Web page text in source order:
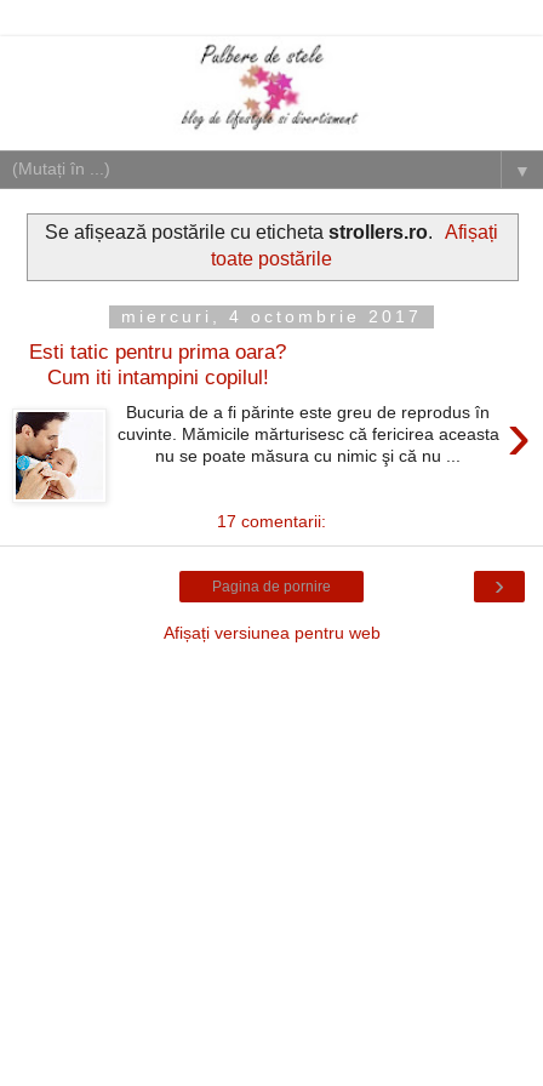
▼
Se afișează postările cu eticheta strollers.ro.
Afișați
toate postările
miercuri, 4 octombrie 2017
Esti tatic pentru prima oara?
Cum iti intampini copilul!
›
Bucuria de a fi părinte este greu de reprodus în
cuvinte. Mămicile mărturisesc că fericirea aceasta
nu se poate măsura cu nimic şi că nu ...
17 comentarii:
›
Pagina de pornire
Afișați versiunea pentru web